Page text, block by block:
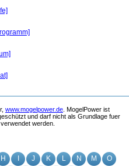
H J K L N M
O
www.mogelpower.de . MogelPower ist
und darf nicht als Grundlage fuer
werden.